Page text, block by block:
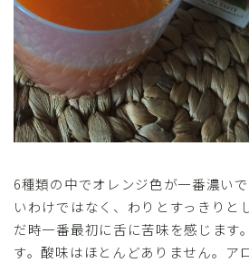
6種類の中でオレンジ色が一番濃い
いわけではなく、わりとすっきりと
だ時一番最初に舌に苦味を感じます
す。酸味はほとんどありません。ア